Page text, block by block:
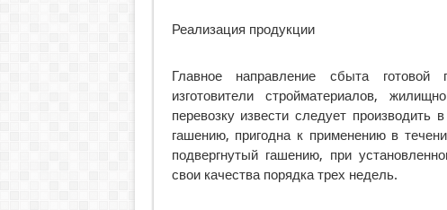
Реализация продукции
Главное направление сбыта готовой
изготовители стройматериалов,
перевозку извести следует производить
гашению, пригодна к применению в
подвергнутый гашению, при
свои качества порядка трех недель.